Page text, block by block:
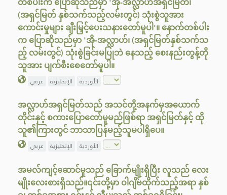
(အရှင်မြတ် နှစ်သက်သည့်လမ်းတွင်) သုံးစွဲသူအား
ကောင်းမှုများ ချီးမြှင့်ပေးသနားတော်မူပါ'။ နောက်တစ်ပါး
က ပြောဆိုသည်မှာ 'အို-အလ္လာဟ်၊ (အရှင်မြတ်နှစ်သက်သ
ည့် လမ်းတွင်) သုံးစွဲခြင်းမပြုဘဲ နေသည့် စေးနည်းတွန့်တို
သူအား ပျက်စီးစေတော်မူပါ။
عربي الإنجليزية الأوردية
အလ္လာဟ်အရှင်မြတ်သည် အသင်တို့အနက်မှအယောက်
တိုင်းနှင့် စကားပြောတော်မူမည်ဖြစ်ရာ အရှင်မြတ်နှင့် ထို
သူ၏ကြားတွင် ဘာသာပြန်မည့်သူမပါရှိပေ။
عربي الإنجليزية الأوردية
အမလ်ကျင့်ဆောင်မှုသည် ခြောက်မျိုးရှိပြီး လူသည် လေး
မျိုးလေးစားရှိသည်။၎င်းတို့မှာ ဝါဂျိဗ်ထိုက်သည့်အရာ နှစ်